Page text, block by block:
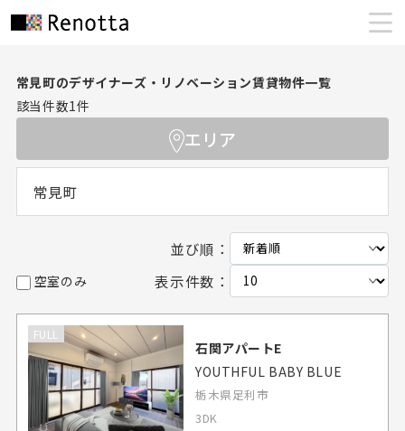
常見町のデザイナーズ・リノベーション賃貸物件一覧
該当件数1件
エリア
常見町
並び順：
空室のみ 表示件数：
FULL
石関アパートE
YOUTHFUL BABY BLUE
栃木県足利市
3DK